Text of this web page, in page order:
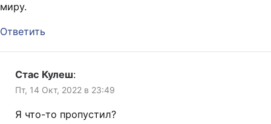
миру.
Ответить
Стас Кулеш:
Пт, 14 Окт, 2022 в 23:49
Я что-то пропустил?